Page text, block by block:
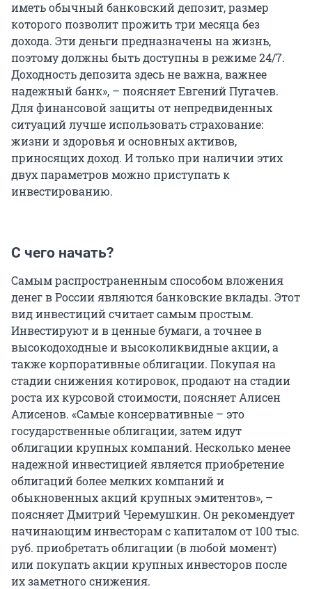
иметь обычный банковский депозит, размер
которого позволит прожить три месяца без
дохода. Эти деньги предназначены на жизнь,
поэтому должны быть доступны в режиме 24/7.
Доходность депозита здесь не важна, важнее
надежный банк», – поясняет Евгений Пугачев.
Для финансовой защиты от непредвиденных
ситуаций лучше использовать страхование:
жизни и здоровья и основных активов,
приносящих доход. И только при наличии этих
двух параметров можно приступать к
инвестированию.
С чего начать?
Самым распространенным способом вложения
денег в России являются банковские вклады. Этот
вид инвестиций считает самым простым.
Инвестируют и в ценные бумаги, а точнее в
высокодоходные и высоколиквидные акции, а
также корпоративные облигации. Покупая на
стадии снижения котировок, продают на стадии
роста их курсовой стоимости, поясняет Алисен
Алисенов. «Самые консервативные – это
государственные облигации, затем идут
облигации крупных компаний. Несколько менее
надежной инвестицией является приобретение
облигаций более мелких компаний и
обыкновенных акций крупных эмитентов», –
поясняет Дмитрий Черемушкин. Он рекомендует
начинающим инвесторам с капиталом от 100 тыс.
руб. приобретать облигации (в любой момент)
или покупать акции крупных инвесторов после
их заметного снижения.